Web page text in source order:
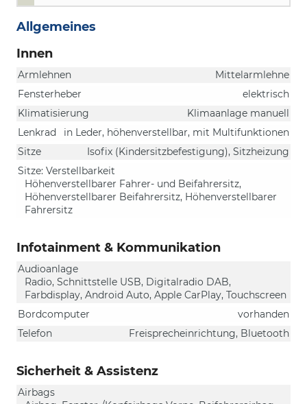
Allgemeines
Innen
Armlehnen
Mittelarmlehne
Fensterheber
elektrisch
Klimatisierung
Klimaanlage manuell
Lenkrad
in Leder, höhenverstellbar, mit Multifunktionen
Sitze
Isofix (Kindersitzbefestigung), Sitzheizung
Sitze: Verstellbarkeit
Höhenverstellbarer Fahrer- und Beifahrersitz,
Höhenverstellbarer Beifahrersitz, Höhenverstellbarer
Fahrersitz
Infotainment & Kommunikation
Audioanlage
Radio, Schnittstelle USB, Digitalradio DAB,
Farbdisplay, Android Auto, Apple CarPlay, Touchscreen
Bordcomputer
vorhanden
Telefon
Freisprecheinrichtung, Bluetooth
Sicherheit & Assistenz
Airbags